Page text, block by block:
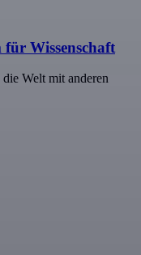
Wissenschaft
Welt mit anderen